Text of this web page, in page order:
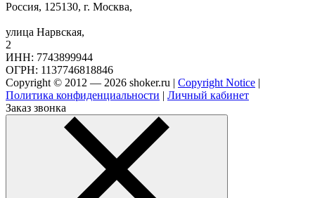
Россия, 125130, г. Москва,
улица Нарвская,
2
ИНН: 7743899944
ОГРН: 1137746818846
Copyright © 2012 — 2026 shoker.ru | Copyright Notice |
Политика конфиденциальности | Личный кабинет
Заказ звонка